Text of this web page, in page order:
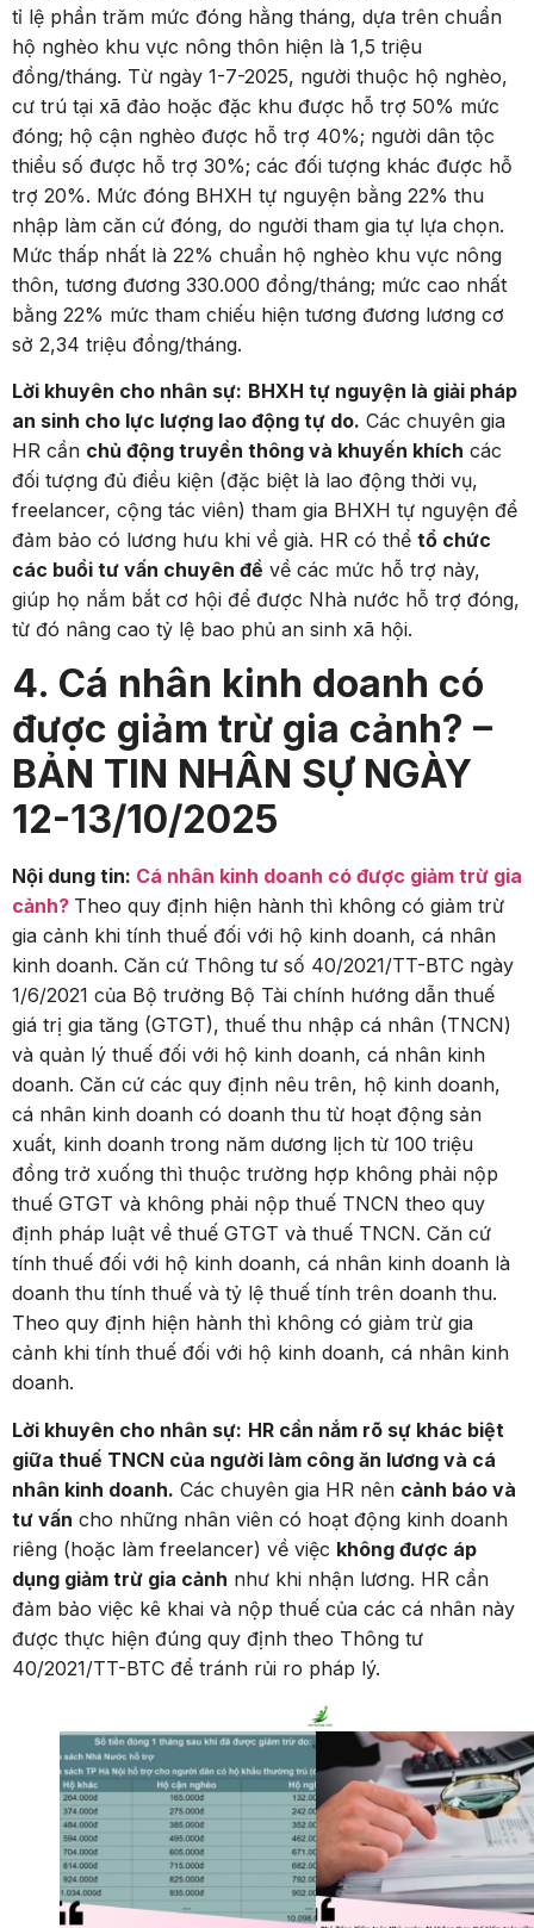
tỉ lệ phần trăm mức đóng hằng tháng, dựa trên chuẩn
hộ nghèo khu vực nông thôn hiện là 1,5 triệu
đồng/tháng. Từ ngày 1-7-2025, người thuộc hộ nghèo,
cư trú tại xã đảo hoặc đặc khu được hỗ trợ 50% mức
đóng; hộ cận nghèo được hỗ trợ 40%; người dân tộc
thiểu số được hỗ trợ 30%; các đối tượng khác được hỗ
trợ 20%. Mức đóng BHXH tự nguyện bằng 22% thu
nhập làm căn cứ đóng, do người tham gia tự lựa chọn.
Mức thấp nhất là 22% chuẩn hộ nghèo khu vực nông
thôn, tương đương 330.000 đồng/tháng; mức cao nhất
bằng 22% mức tham chiếu hiện tương đương lương cơ
sở 2,34 triệu đồng/tháng.
Lời khuyên cho nhân sự: BHXH tự nguyện là giải pháp
an sinh cho lực lượng lao động tự do. Các chuyên gia
HR cần chủ động truyền thông và khuyến khích các
đối tượng đủ điều kiện (đặc biệt là lao động thời vụ,
freelancer, cộng tác viên) tham gia BHXH tự nguyện để
đảm bảo có lương hưu khi về già. HR có thể tổ chức
các buổi tư vấn chuyên đề về các mức hỗ trợ này,
giúp họ nắm bắt cơ hội để được Nhà nước hỗ trợ đóng,
từ đó nâng cao tỷ lệ bao phủ an sinh xã hội.
4. Cá nhân kinh doanh có
được giảm trừ gia cảnh? –
BẢN TIN NHÂN SỰ NGÀY
12-13/10/2025
Nội dung tin: Cá nhân kinh doanh có được giảm trừ gia
cảnh? Theo quy định hiện hành thì không có giảm trừ
gia cảnh khi tính thuế đối với hộ kinh doanh, cá nhân
kinh doanh. Căn cứ Thông tư số 40/2021/TT-BTC ngày
1/6/2021 của Bộ trưởng Bộ Tài chính hướng dẫn thuế
giá trị gia tăng (GTGT), thuế thu nhập cá nhân (TNCN)
và quản lý thuế đối với hộ kinh doanh, cá nhân kinh
doanh. Căn cứ các quy định nêu trên, hộ kinh doanh,
cá nhân kinh doanh có doanh thu từ hoạt động sản
xuất, kinh doanh trong năm dương lịch từ 100 triệu
đồng trở xuống thì thuộc trường hợp không phải nộp
thuế GTGT và không phải nộp thuế TNCN theo quy
định pháp luật về thuế GTGT và thuế TNCN. Căn cứ
tính thuế đối với hộ kinh doanh, cá nhân kinh doanh là
doanh thu tính thuế và tỷ lệ thuế tính trên doanh thu.
Theo quy định hiện hành thì không có giảm trừ gia
cảnh khi tính thuế đối với hộ kinh doanh, cá nhân kinh
doanh.
Lời khuyên cho nhân sự: HR cần nắm rõ sự khác biệt
giữa thuế TNCN của người làm công ăn lương và cá
nhân kinh doanh. Các chuyên gia HR nên cảnh báo và
tư vấn cho những nhân viên có hoạt động kinh doanh
riêng (hoặc làm freelancer) về việc không được áp
dụng giảm trừ gia cảnh như khi nhận lương. HR cần
đảm bảo việc kê khai và nộp thuế của các cá nhân này
được thực hiện đúng quy định theo Thông tư
40/2021/TT-BTC để tránh rủi ro pháp lý.